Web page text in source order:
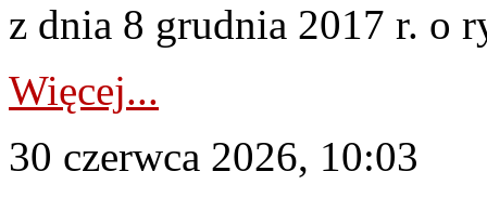
z dnia 8 grudnia 2017 r. o
Więcej...
30 czerwca 2026, 10:03